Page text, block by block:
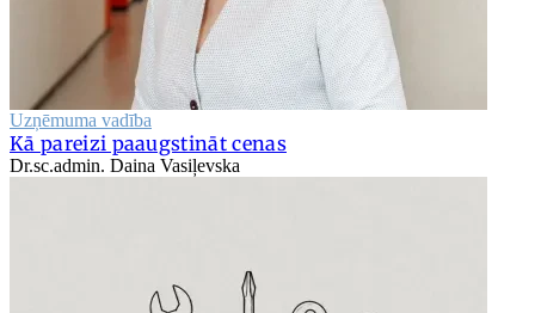
Uzņēmuma vadība
Kā pareizi paaugstināt cenas
Dr.sc.admin. Daina Vasiļevska